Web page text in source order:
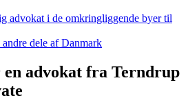
advokat i de omkringliggende byer til
dele af Danmark
en advokat fra Terndrup